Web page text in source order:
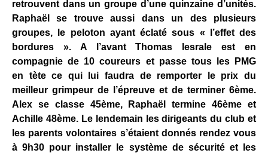
retrouvent dans un groupe d’une quinzaine d’unités.
Raphaël se trouve aussi dans un des plusieurs
groupes, le peloton ayant éclaté sous « l’effet des
bordures ». A l’avant Thomas lesrale est en
compagnie de 10 coureurs et passe tous les PMG
en tète ce qui lui faudra de remporter le prix du
meilleur grimpeur de l’épreuve et de terminer 6ème.
Alex se classe 45ème, Raphaël termine 46ème et
Achille 48ème. Le lendemain les dirigeants du club et
les parents volontaires s’étaient donnés rendez vous
à 9h30 pour installer le système de sécurité et les